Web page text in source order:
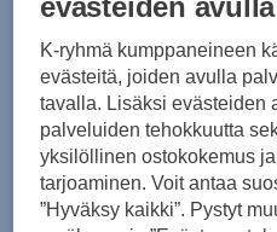
Lisää
K-ryhmä kumppaneineen
evästeitä, joiden avulla
tavalla. Lisäksi evästeiden
palveluiden tehokkuutta
yksilöllinen ostokokemus
tarjoaminen. Voit antaa
”Hyväksy kaikki”. Pystyt